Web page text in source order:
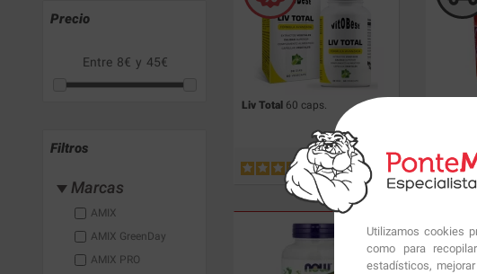
Utilizamos cookies
como para
estadísticos,
Precio
Entre 8€ y 45€
Filtros
Marcas
AMIX
AMIX GreenDay
AMIX PRO
Liv Total 60 caps.
€
13.42